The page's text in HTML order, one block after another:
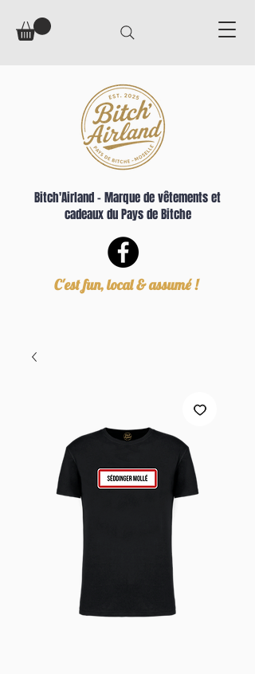
Bitch'Airland – Marque de vêtements et
cadeaux du Pays de Bitche
C'est fun, local & assumé !